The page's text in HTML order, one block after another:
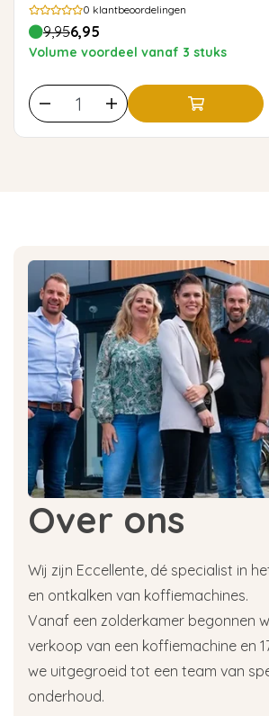
0 klantbeoordelingen
9,956,95
Volume voordeel vanaf 3 stuks
Over ons
Wij zijn Eccellente, dé specialist in
en ontkalken van koffiemachines.
Vanaf een zolderkamer begonnen
verkoop van een koffiemachine en
we uitgegroeid tot een team van
onderhoud.